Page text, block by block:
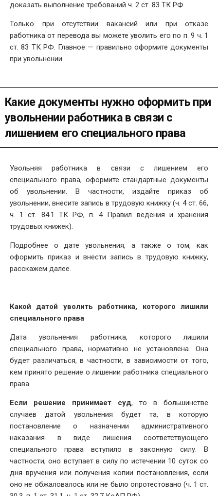
доказать выполнение требований ч. 2 ст. 83 ТК РФ.
Только при отсутствии вакансий или при отказе
работника от перевода вы можете уволить его по п. 9 ч. 1
ст. 83 ТК РФ. Главное — правильно оформите документы
при увольнении.
Какие документы нужно оформить при
увольнении работника в связи с
лишением его специального права
Увольняя работника в связи с лишением его
специального права, оформите стандартные документы
об увольнении. В частности, издайте приказ об
увольнении, внесите запись в трудовую книжку (ч. 4 ст. 66,
ч. 1 ст. 84.1 ТК РФ, п. 4 Правил ведения и хранения
трудовых книжек).
Подробнее о дате увольнения, а также о том, как
оформить приказ и внести запись в трудовую книжку,
расскажем далее.
Какой датой уволить работника, которого лишили
специального права
Дата увольнения работника, которого лишили
специального права, нормативно не установлена. Она
будет различаться, в частности, в зависимости от того,
кем принято решение о лишении работника специального
права.
Если решение принимает суд, то в большинстве
случаев датой увольнения будет та, в которую
постановление о назначении административного
наказания в виде лишения соответствующего
специального права вступило в законную силу. В
частности, оно вступает в силу по истечении 10 суток со
дня вручения или получения копии постановления, если
оно не обжаловалось или не было опротестовано (ч. 1 ст.